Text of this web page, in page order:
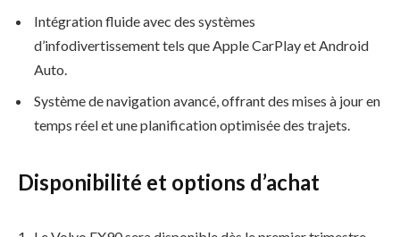
Intégration fluide avec des systèmes
d’infodivertissement tels que Apple CarPlay et Android
Auto.
Système de navigation avancé, offrant des mises à jour en
temps réel et une planification optimisée des trajets.
Disponibilité et options d’achat